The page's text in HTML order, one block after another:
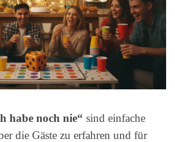
habe noch nie“ sind einfache
die Gäste zu erfahren und für